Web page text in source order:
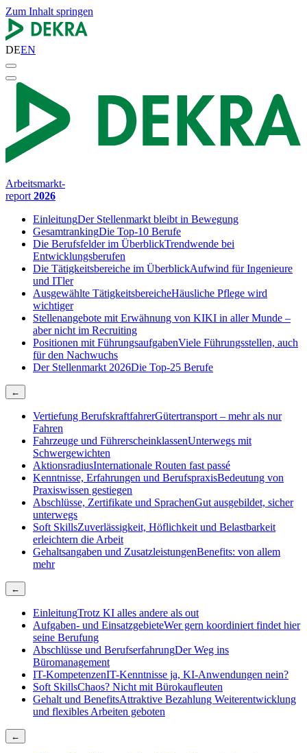
Zum Inhalt springen
DEEN
Arbeitsmarkt-
report 2026
EinleitungDer Stellenmarkt bleibt in Bewegung
GesamtrankingDie Top-10 Berufe
Die Berufsfelder im ÜberblickTrendwende bei
Entwicklungsberufen
Die Tätigkeitsbereiche im ÜberblickAufwind für Ingenieure
und ITler
Ausgewählte TätigkeitsbereicheHäusliche Pflege wird
wichtiger
Stellenangebote mit Erwähnung von KIKI in aller Munde –
aber nicht im Recruiting
Positionen mit FührungsaufgabenViele Führungsstellen, auch
für den Nachwuchs
Der Stellenmarkt 2026Die Top-25 Berufe
←
Vertiefung BerufskraftfahrerGütertransport – mehr als nur
Fahren
Fahrzeuge und FührerscheinklassenUnterwegs mit
Schwergewichten
AktionsradiusInternationale Routen fast passé
Kenntnisse, Erfahrungen und BerufspraxisBedeutung von
Praxiswissen gestiegen
Abschlüsse, Zertifikate und SprachenGut ausgebildet, sicher
unterwegs
Soft SkillsZuverlässigkeit, Höflichkeit und Belastbarkeit
erleichtern die Arbeit
Gehaltsangaben und ZusatzleistungenBenefits: von allem
mehr
←
EinleitungTrotz KI alles andere als out
Aufgaben- und EinsatzgebieteWer gern koordiniert findet hier
seine Berufung
Abschlüsse und BerufserfahrungDer Weg ins
Büromanagement
IT-KompetenzenIT-Kenntnisse ja, KI-Anwendungen nein?
Soft SkillsChaos? Nicht mit Bürokaufleuten
Gehalt und BenefitsAttraktive Bezahlung Weiterentwicklung
und flexibles Arbeiten geboten
←